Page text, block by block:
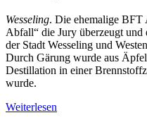
Wesseling. Die ehemalige BFT
Abfall“ die Jury überzeugt und
der Stadt Wesseling und
Durch Gärung wurde aus
Destillation in einer
wurde.
Weiterlesen